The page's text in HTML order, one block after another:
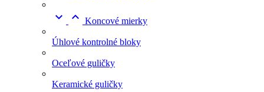
  Koncové mierky
Úhlové kontrolné bloky
Oceľové guličky
Keramické guličky